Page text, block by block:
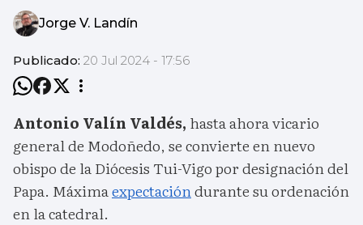
Jorge V. Landín
Publicado: 20 Jul 2024 - 17:56
Antonio Valín Valdés, hasta ahora vicario
general de Modoñedo, se convierte en nuevo
obispo de la Diócesis Tui-Vigo por designación del
Papa. Máximaexpectacióndurante su ordenación
en la catedral.